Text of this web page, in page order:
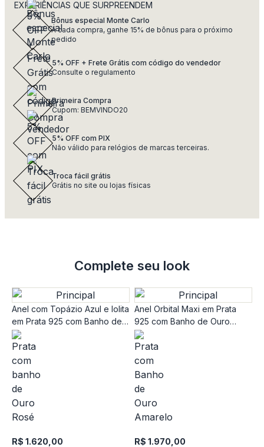
EXPERIÊNCIAS QUE SURPREENDEM
Bônus especial Monte Carlo
A cada compra, ganhe 15% de bônus para o próximo
pedido
5% OFF + Frete Grátis com código do vendedor
Consulte o regulamento
Primeira Compra
Cupom: BEMVINDO20
5% OFF com PIX
Não válido para relógios de marcas terceiras.
Troca fácil grátis
Grátis no site ou lojas físicas
Complete seu look
Anel com Topázio Azul e Iolita
em Prata 925 com Banho de
Ouro Rosé 18k
R$ 1.620,00
Anel Orbital Maxi em Prata
925 com Banho de Ouro
Amarelo 18K
R$ 1.970,00